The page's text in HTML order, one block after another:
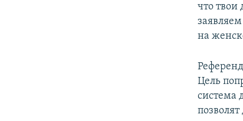
что твои
на
Цель
система